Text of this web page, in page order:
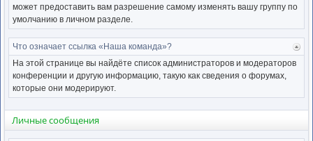
может предоставить вам разрешение самому изменять вашу группу по
умолчанию в личном разделе.
к
Что означает ссылка «Наша команда»?
На этой странице вы найдёте список администраторов и модераторов
конференции и другую информацию, такую как сведения о форумах,
которые они модерируют.
Личные сообщения